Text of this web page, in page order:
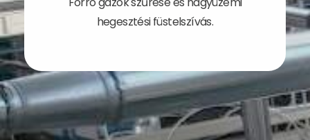
hegesztési füstelszívás.